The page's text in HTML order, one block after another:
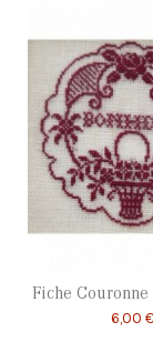
Fiche Couronne
6,00 €